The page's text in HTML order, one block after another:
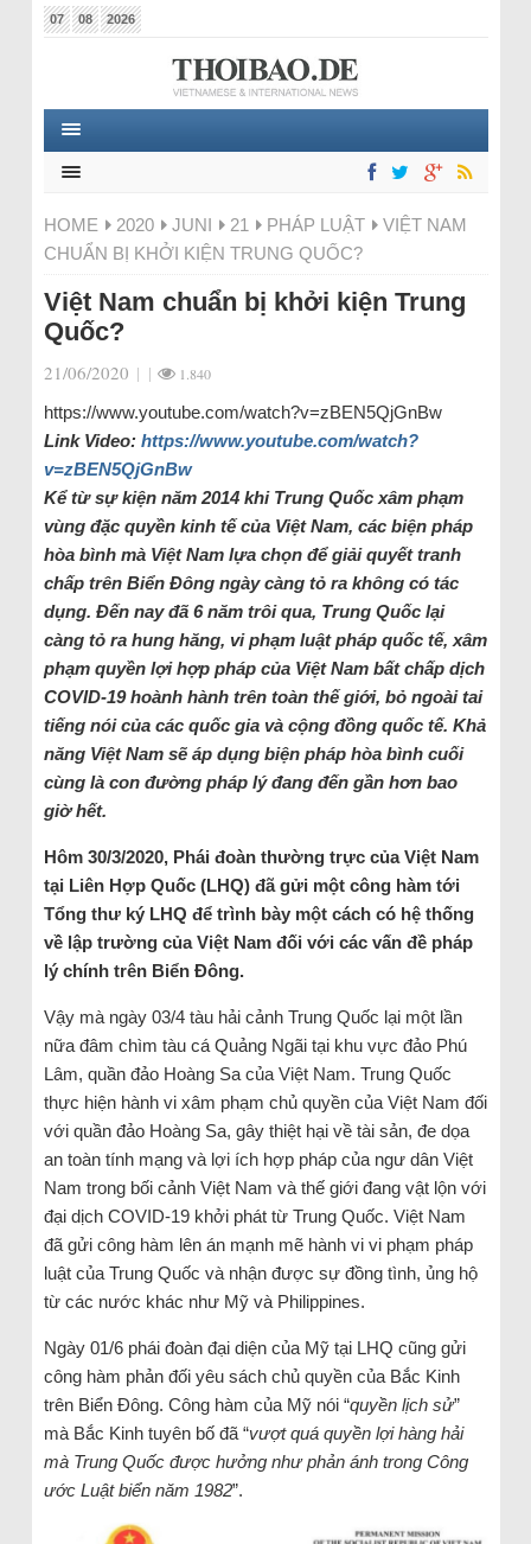
07 08 2026
HOME 2020 JUNI 21 PHÁP LUẬT
VIỆT NAM
CHUẨN BỊ KHỞI KIỆN TRUNG QUỐC?
Việt Nam chuẩn bị khởi kiện Trung
Quốc?
21/06/2020 | | 1.840
https://www.youtube.com/watch?v=zBEN5QjGnBw
Link Video: https://www.youtube.com/watch?
v=zBEN5QjGnBw
Kể từ sự kiện năm 2014 khi Trung Quốc xâm phạm
vùng đặc quyền kinh tế của Việt Nam, các biện pháp
hòa bình mà Việt Nam lựa chọn để giải quyết tranh
chấp trên Biển Đông ngày càng tỏ ra không có tác
dụng. Đến nay đã 6 năm trôi qua, Trung Quốc lại
càng tỏ ra hung hăng, vi phạm luật pháp quốc tế, xâm
phạm quyền lợi hợp pháp của Việt Nam bất chấp dịch
COVID-19 hoành hành trên toàn thế giới, bỏ ngoài tai
tiếng nói của các quốc gia và cộng đồng quốc tế. Khả
năng Việt Nam sẽ áp dụng biện pháp hòa bình cuối
cùng là con đường pháp lý đang đến gần hơn bao
giờ hết.
Hôm 30/3/2020, Phái đoàn thường trực của Việt Nam
tại Liên Hợp Quốc (LHQ) đã gửi một công hàm tới
Tổng thư ký LHQ để trình bày một cách có hệ thống
về lập trường của Việt Nam đối với các vấn đề pháp
lý chính trên Biển Đông.
Vậy mà ngày 03/4 tàu hải cảnh Trung Quốc lại một lần
nữa đâm chìm tàu cá Quảng Ngãi tại khu vực đảo Phú
Lâm, quần đảo Hoàng Sa của Việt Nam. Trung Quốc
thực hiện hành vi xâm phạm chủ quyền của Việt Nam đối
với quần đảo Hoàng Sa, gây thiệt hại về tài sản, đe dọa
an toàn tính mạng và lợi ích hợp pháp của ngư dân Việt
Nam trong bối cảnh Việt Nam và thế giới đang vật lộn với
đại dịch COVID-19 khởi phát từ Trung Quốc. Việt Nam
đã gửi công hàm lên án mạnh mẽ hành vi vi phạm pháp
luật của Trung Quốc và nhận được sự đồng tình, ủng hộ
từ các nước khác như Mỹ và Philippines.
Ngày 01/6 phái đoàn đại diện của Mỹ tại LHQ cũng gửi
công hàm phản đối yêu sách chủ quyền của Bắc Kinh
trên Biển Đông. Công hàm của Mỹ nói “quyền lịch sử”
mà Bắc Kinh tuyên bố đã “vượt quá quyền lợi hàng hải
mà Trung Quốc được hưởng như phản ánh trong Công
ước Luật biển năm 1982”.